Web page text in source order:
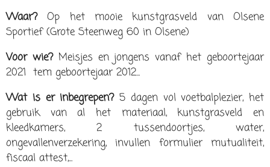
Waar?Op het mooie kunstgrasveld van Olsene
Sportief (Grote Steenweg 60 in Olsene)
Voor wie?Meisjes en jongens vanaf het geboortejaar
2021 tem geboortejaar 2012...
Wat is er inbegrepen?5 dagen vol voetbalplezier, het
gebruik van al het materiaal, kunstgrasveld en
kleedkamers, 2 tussendoortjes, water,
ongevallenverzekering, invullen formulier mutualiteit,
fiscaal attest,...